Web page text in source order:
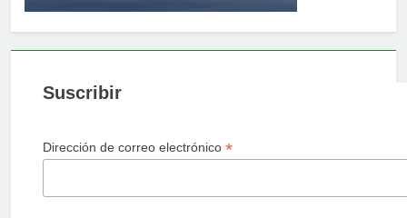
Suscribir
Dirección de correo electrónico *